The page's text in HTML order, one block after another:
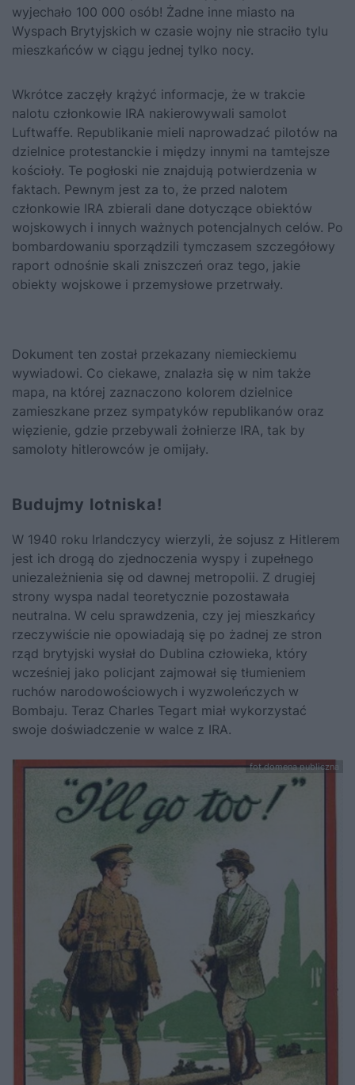
wyjechało 100 000 osób! Żadne inne miasto na
Wyspach Brytyjskich w czasie wojny nie straciło tylu
mieszkańców w ciągu jednej tylko nocy.
Wkrótce zaczęły krążyć informacje, że w trakcie
nalotu członkowie IRA nakierowywali samolot
Luftwaffe. Republikanie mieli naprowadzać pilotów na
dzielnice protestanckie i między innymi na tamtejsze
kościoły. Te pogłoski nie znajdują potwierdzenia w
faktach. Pewnym jest za to, że przed nalotem
członkowie IRA zbierali dane dotyczące obiektów
wojskowych i innych ważnych potencjalnych celów. Po
bombardowaniu sporządzili tymczasem szczegółowy
raport odnośnie skali zniszczeń oraz tego, jakie
obiekty wojskowe i przemysłowe przetrwały.
Dokument ten został przekazany niemieckiemu
wywiadowi. Co ciekawe, znalazła się w nim także
mapa, na której zaznaczono kolorem dzielnice
zamieszkane przez sympatyków republikanów oraz
więzienie, gdzie przebywali żołnierze IRA, tak by
samoloty hitlerowców je omijały.
Budujmy lotniska!
W 1940 roku Irlandczycy wierzyli, że sojusz z Hitlerem
jest ich drogą do zjednoczenia wyspy i zupełnego
uniezależnienia się od dawnej metropolii. Z drugiej
strony wyspa nadal teoretycznie pozostawała
neutralna. W celu sprawdzenia, czy jej mieszkańcy
rzeczywiście nie opowiadają się po żadnej ze stron
rząd brytyjski wysłał do Dublina człowieka, który
wcześniej jako policjant zajmował się tłumieniem
ruchów narodowościowych i wyzwoleńczych w
Bombaju. Teraz Charles Tegart miał wykorzystać
swoje doświadczenie w walce z IRA.
fot.domena publiczna